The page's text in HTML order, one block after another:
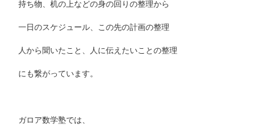
持ち物、机の上などの身の回りの整理から
一日のスケジュール、この先の計画の整理
人から聞いたこと、人に伝えたいことの整理
にも繋がっています。
ガロア数学塾では、